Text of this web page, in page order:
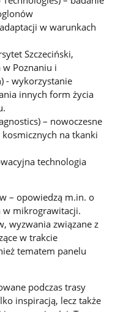
w warunkach
Szczeciński,
Poznaniu i
- wykorzystanie
innych form życia
– nowoczesne
na tkanki
technologia
– opowiedzą m.in. o
w mikrograwitacji.
wyzwania związane z
w trakcie
tematem panelu
podczas trasy
inspiracją, lecz także